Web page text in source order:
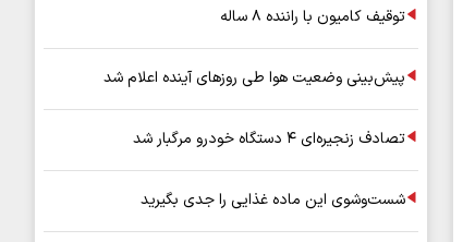
توقیف کامیون با راننده ۸ ساله
پیش‌بینی وضعیت هوا طی روزهای آینده اعلام شد
تصادف زنجیره‌ای ۴ دستگاه خودرو مرگبار شد
شست‌وشوی این ماده غذایی را جدی بگیرید